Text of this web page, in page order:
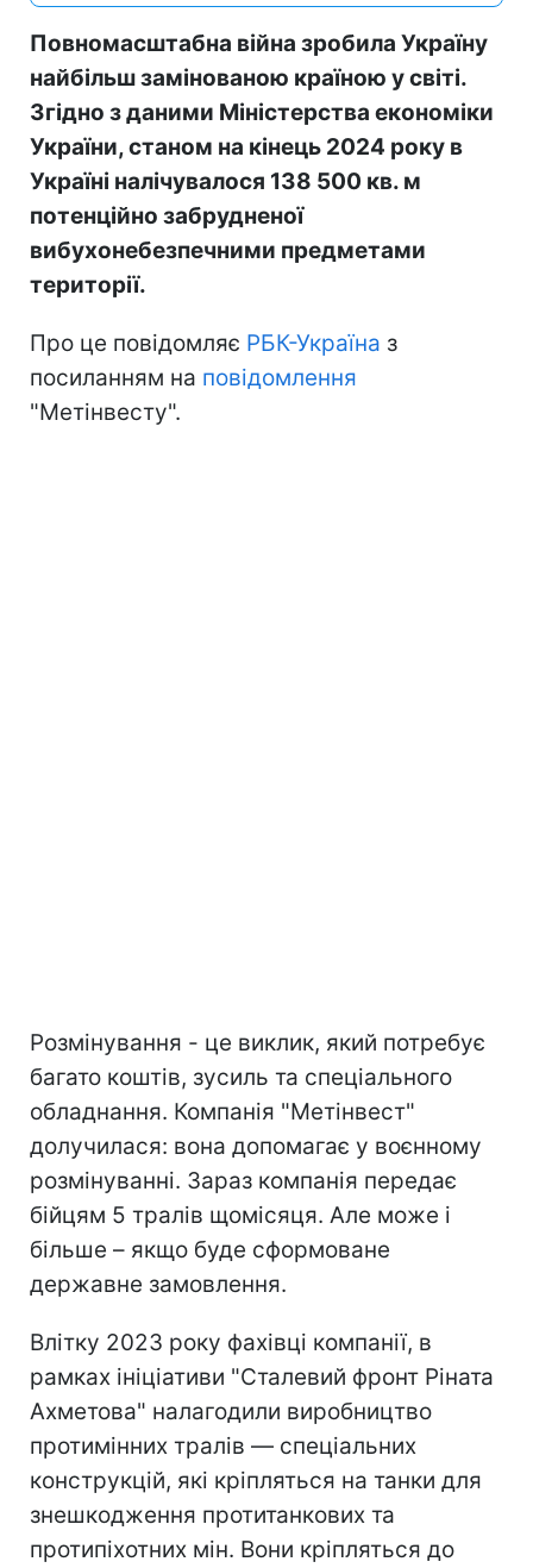
Повномасштабна війна зробила Україну
найбільш замінованою країною у світі.
Згідно з даними Міністерства економіки
України, станом на кінець 2024 року в
Україні налічувалося 138 500 кв. м
потенційно забрудненої
вибухонебезпечними предметами
території.
Про це повідомляє РБК-Україна з
посиланням на повідомлення
"Метінвесту".
Розмінування - це виклик, який потребує
багато коштів, зусиль та спеціального
обладнання. Компанія "Метінвест"
долучилася: вона допомагає у воєнному
розмінуванні. Зараз компанія передає
бійцям 5 тралів щомісяця. Але може і
більше – якщо буде сформоване
державне замовлення.
Влітку 2023 року фахівці компанії, в
рамках ініціативи "Сталевий фронт Ріната
Ахметова" налагодили виробництво
протимінних тралів — спеціальних
конструкцій, які кріпляться на танки для
знешкодження протитанкових та
протипіхотних мін. Вони кріпляться до